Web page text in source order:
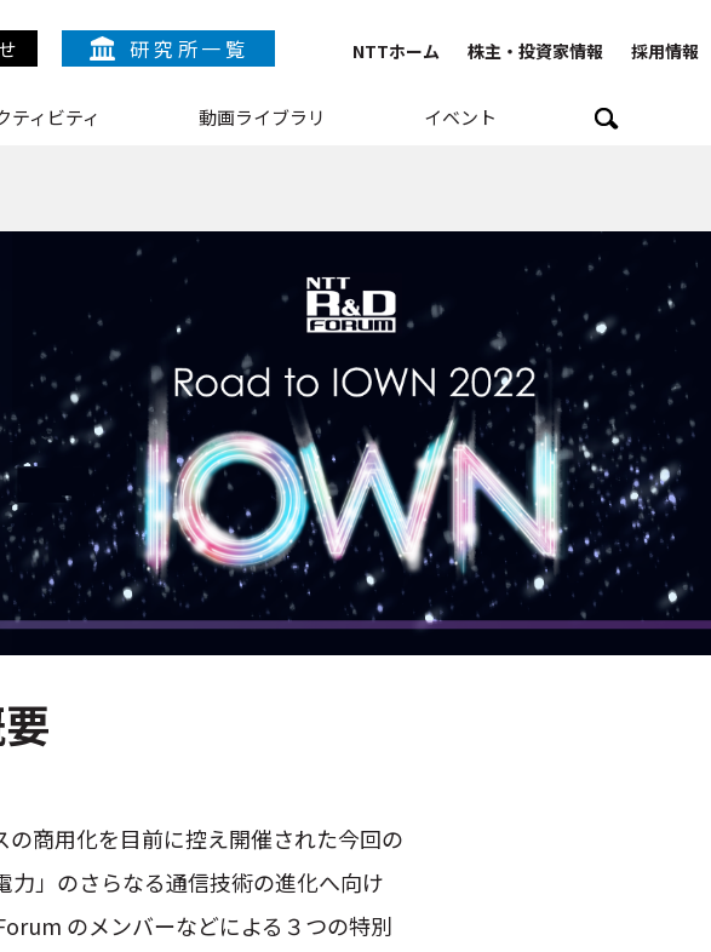
研究所一覧 NTTホーム 株主・投資家情報 採用情報
NTTネットワークテクノロジーセンタ
NTTコンピューティングテクノロジーセンタ
NTTデバイステクノロジーセンタ
NTTサービスイノベーション総合研究所
NTT人間情報研究所
NTT社会情報研究所
NTTコンピュータ＆データサイエンス研究所
NTT情報ネットワーク総合研究所
NTTネットワークサービスシステム研究所
NTTアクセスサービスシステム研究所
NTT宇宙環境エネルギー研究所
NTT先端技術総合研究所
特定分野の研究センタ一覧
NTT知的財産センタ
ティビティ 動画ライブラリ イベント
商用化を目前に控え開催された今回の
力」のさらなる通信技術の進化へ向け
のメンバーなどによる３つの特別